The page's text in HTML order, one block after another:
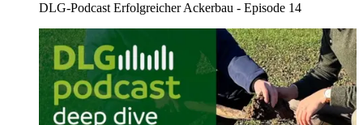
DLG-Podcast Erfolgreicher Ackerbau - Episode 14